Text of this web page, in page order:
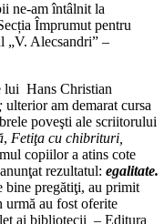
ne-am întâlnit la
Împrumut pentru
„V. Alecsandri” –
lui Hans Christian
ulterior am demarat cursa
poveşti ale scriitorului
, Fetiţa cu chibrituri,
copiilor a atins cote
rezultatul: egalitate.
bine pregătiţi, au primit
urmă au fost oferite
ai bibliotecii – Editura